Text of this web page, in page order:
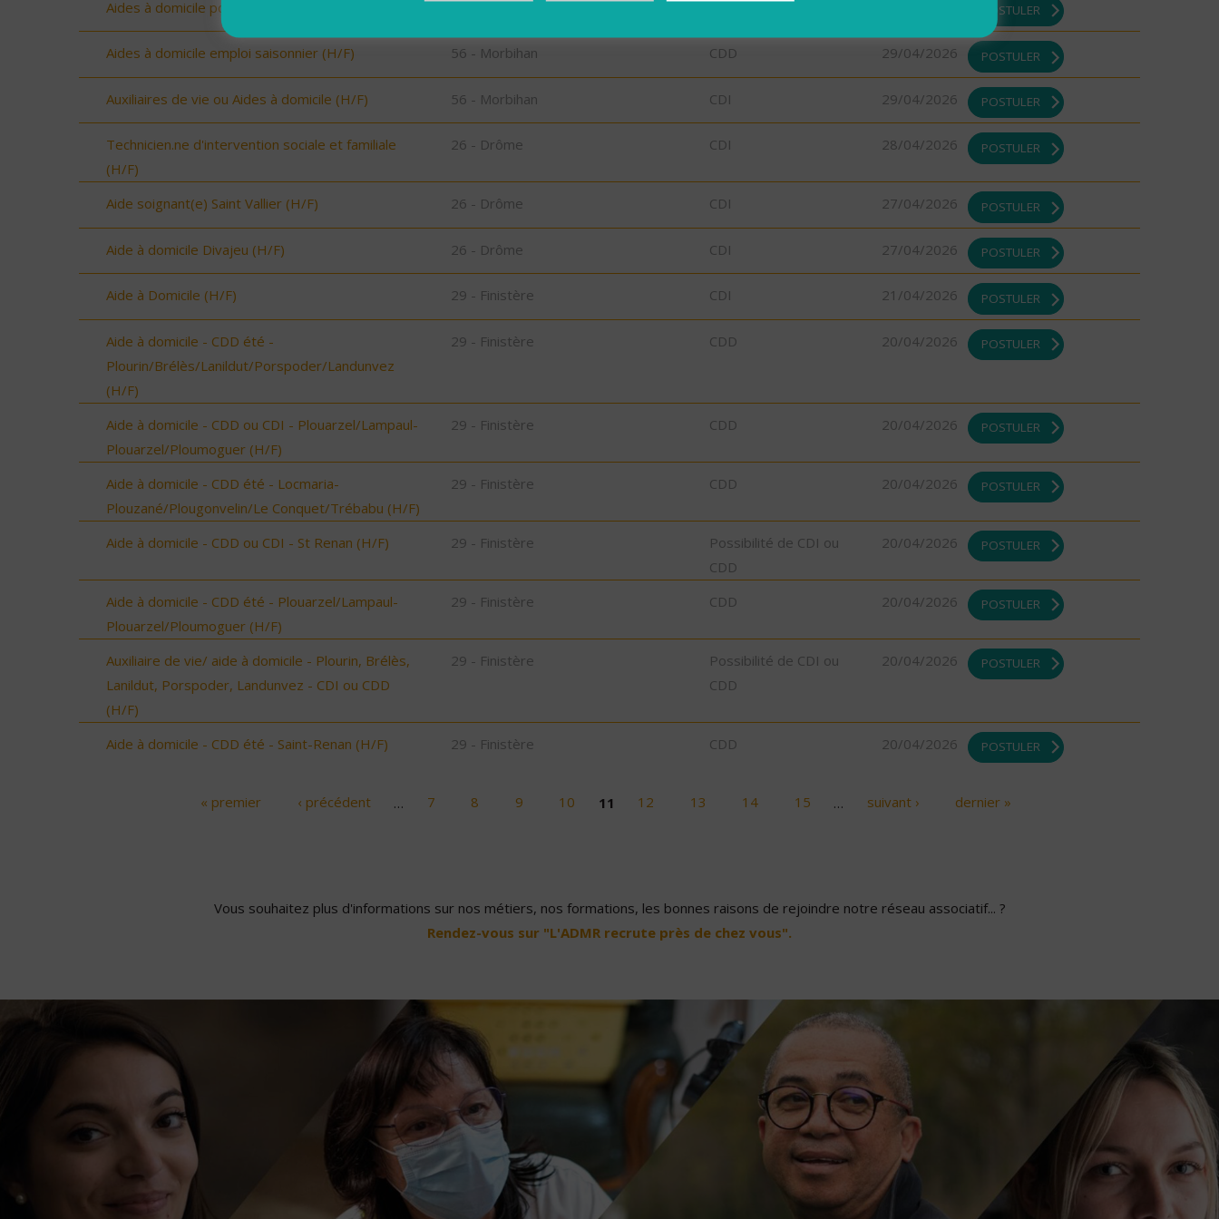
Aides à domicile pour renfort été (H/F) 56 - Morbihan CDD POSTULER
Aides à domicile emploi saisonnier (H/F) 56 - Morbihan CDD 29/04/2026 POSTULER
Auxiliaires de vie ou Aides à domicile (H/F) 56 - Morbihan CDI 29/04/2026 POSTULER
Technicien.ne d'intervention sociale et familiale
(H/F)
26 - Drôme CDI 28/04/2026 POSTULER
Aide soignant(e) Saint Vallier (H/F) 26 - Drôme CDI 27/04/2026 POSTULER
Aide à domicile Divajeu (H/F) 26 - Drôme CDI 27/04/2026 POSTULER
Aide à Domicile (H/F) 29 - Finistère CDI 21/04/2026 POSTULER
Aide à domicile - CDD été -
Plourin/Brélès/Lanildut/Porspoder/Landunvez
(H/F)
29 - Finistère CDD 20/04/2026 POSTULER
Aide à domicile - CDD ou CDI - Plouarzel/Lampaul-
Plouarzel/Ploumoguer (H/F)
29 - Finistère CDD 20/04/2026 POSTULER
Aide à domicile - CDD été - Locmaria-
Plouzané/Plougonvelin/Le Conquet/Trébabu (H/F)
29 - Finistère CDD 20/04/2026 POSTULER
Aide à domicile - CDD ou CDI - St Renan (H/F) 29 - Finistère
Possibilité de CDI ou
CDD
20/04/2026 POSTULER
Aide à domicile - CDD été - Plouarzel/Lampaul-
Plouarzel/Ploumoguer (H/F)
29 - Finistère CDD 20/04/2026 POSTULER
Auxiliaire de vie/ aide à domicile - Plourin, Brélès,
Lanildut, Porspoder, Landunvez - CDI ou CDD
(H/F)
29 - Finistère
Possibilité de CDI ou
CDD
20/04/2026 POSTULER
Aide à domicile - CDD été - Saint-Renan (H/F) 29 - Finistère CDD 20/04/2026 POSTULER
« premier ‹ précédent … 7 8 9 10 11 12 13 14 15 … suivant › dernier »
Vous souhaitez plus d'informations sur nos métiers, nos formations, les bonnes raisons de rejoindre notre réseau associatif... ?
Rendez-vous sur "L'ADMR recrute près de chez vous".